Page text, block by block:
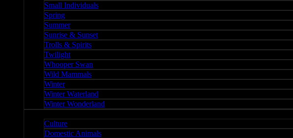
Small Individuals
Spring
Summer
Sunrise & Sunset
Trolls & Spirits
Twilight
Whooper Swan
Wild Mammals
Winter
Winter Waterland
Winter Wonderland
Culture
Domestic Animals